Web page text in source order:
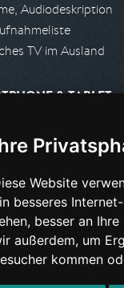
Website
besseres
besser an
außerdem, um
kommen
Audiodeskription
TV im Ausland
& TABLET
App
werden